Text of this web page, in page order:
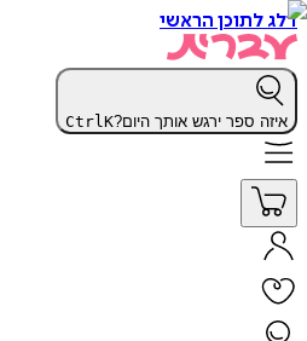
דלג לתוכן הראשי
איזה ספר ירגש אותך היום? CtrlK